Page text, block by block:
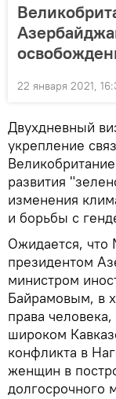
22 января 2021,
​Двухдневный
укрепление
развития
изменения
и борьбы с
Ожидается, что
президентом
министром
Байрамовым, в
права
широком
конфликта в
женщин в
долгосрочного